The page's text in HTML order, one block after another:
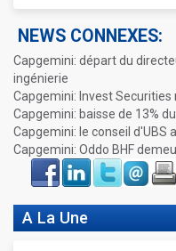
NEWS CONNEXES:
Capgemini: départ du
ingénierie
Capgemini: Invest
Capgemini: baisse de 13%
Capgemini: le conseil d'UBS
Capgemini: Oddo BHF
Face
book
LinkIn Twitter Envoyer
A La Une